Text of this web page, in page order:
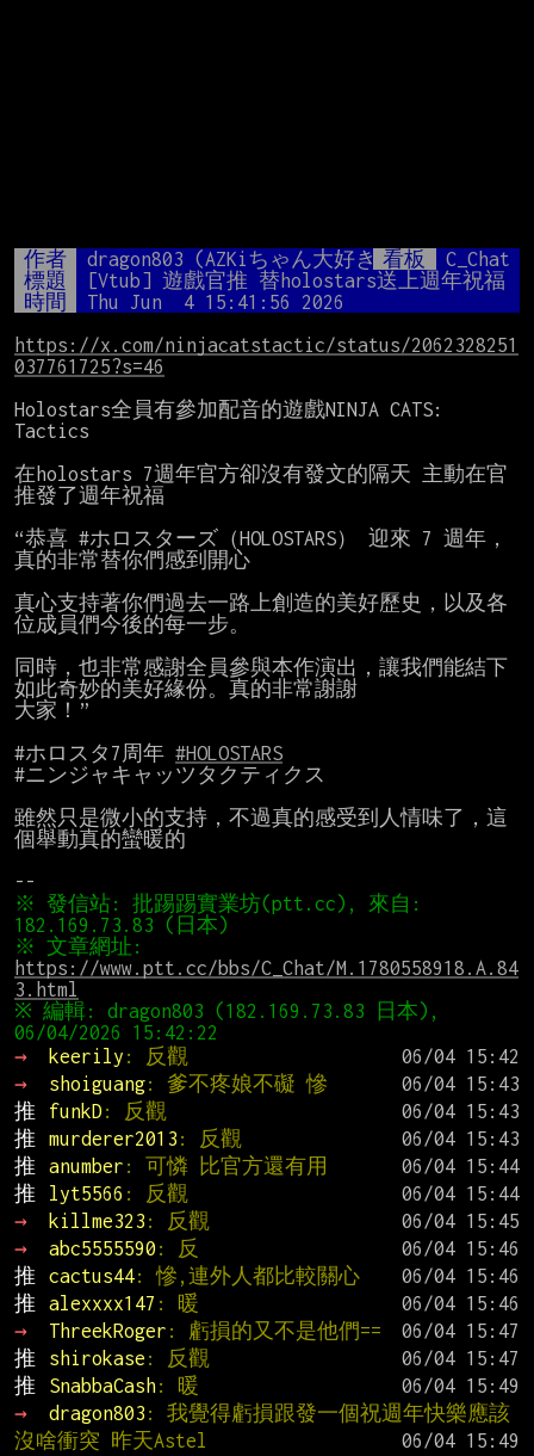
作者 dragon803 (AZKiちゃん大好き)看板
C_Chat
標題
[Vtub] 遊戲官推 替holostars送上週年祝福
時間
Thu Jun  4 15:41:56 2026
https://x.com/ninjacatstactic/status/2062328251
037761725?s=46
Holostars全員有參加配音的遊戲NINJA CATS:
Tactics
在holostars 7週年官方卻沒有發文的隔天 主動在官
推發了週年祝福
“恭喜 #ホロスターズ（HOLOSTARS） 迎來 7 週年，
真的非常替你們感到開心
真心支持著你們過去一路上創造的美好歷史，以及各
位成員們今後的每一步。
同時，也非常感謝全員參與本作演出，讓我們能結下
如此奇妙的美好緣份。真的非常謝謝
大家！”
#ホロスタ7周年 #HOLOSTARS
#ニンジャキャッツタクティクス
雖然只是微小的支持，不過真的感受到人情味了，這
個舉動真的蠻暖的
※ 發信站: 批踢踢實業坊(ptt.cc), 來自:
https://www.ptt.cc/bbs/C_Chat/M.1780558918.A.84
3.html
※ 編輯: dragon803 (182.169.73.83 日本),
→
keerily : 反觀
→
shoiguang: 爹不疼娘不礙 慘
推
funkD : 反觀
推
murderer2013 : 反觀
推
anumber : 可憐 比官方還有用
推
lyt5566 : 反觀
→
killme323 : 反觀
→
abc5555590 : 反
推
cactus44: 慘,連外人都比較關心
推
alexxxx147 : 暖
→
ThreekRoger : 虧損的又不是他們==
推
shirokase : 反觀
推
SnabbaCash: 暖
→
dragon803 : 我覺得虧損跟發一個祝週年快樂應該
沒啥衝突 昨天Astel